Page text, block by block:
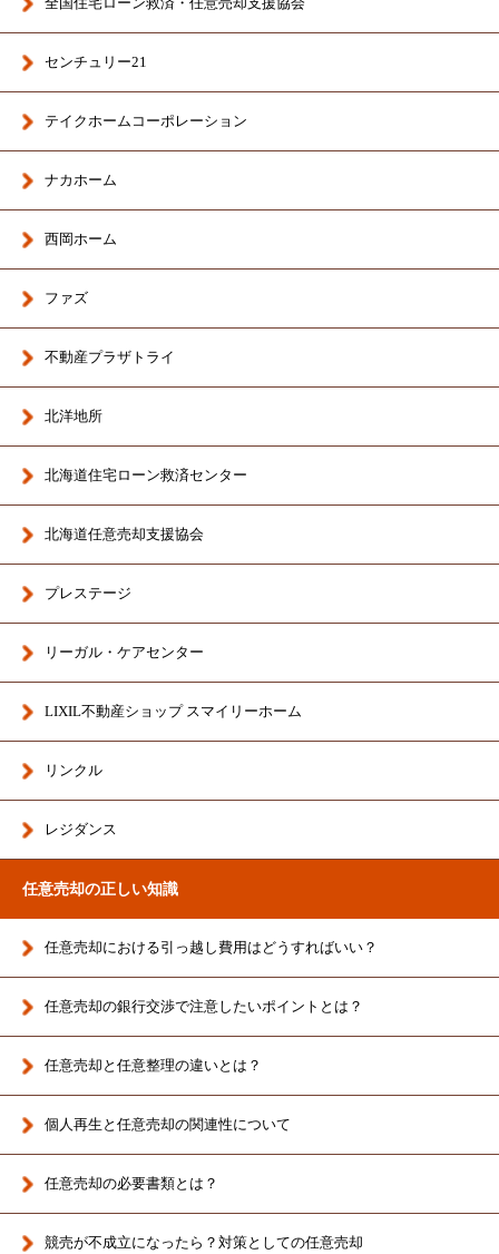
センチュリー21
テイクホームコーポレーション
ナカホーム
西岡ホーム
ファズ
不動産プラザトライ
北洋地所
北海道住宅ローン救済センター
北海道任意売却支援協会
プレステージ
リーガル・ケアセンター
LIXIL不動産ショップ スマイリーホーム
リンクル
レジダンス
任意売却の正しい知識
任意売却における引っ越し費用はどうすればいい？
任意売却の銀行交渉で注意したいポイントとは？
任意売却と任意整理の違いとは？
個人再生と任意売却の関連性について
任意売却の必要書類とは？
競売が不成立になったら？対策としての任意売却